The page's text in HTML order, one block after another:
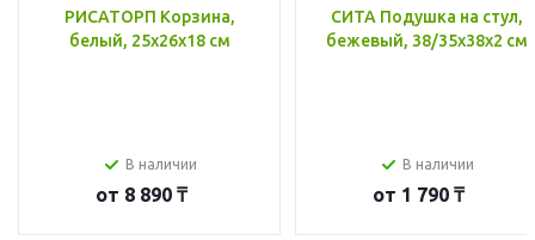
РИСАТОРП Корзина,
белый, 25x26x18 см
В наличии
от 8 890 ₸
СИТА Подушка на стул,
бежевый, 38/35x38x2 см
В наличии
от 1 790 ₸